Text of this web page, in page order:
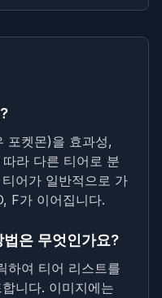
포켓몬)을 효과성,
라 다른 티어로 분
어가 일반적으로 가
F가 이어집니다.
은 무엇인가요?
하여 티어 리스트를
니다. 이미지에는